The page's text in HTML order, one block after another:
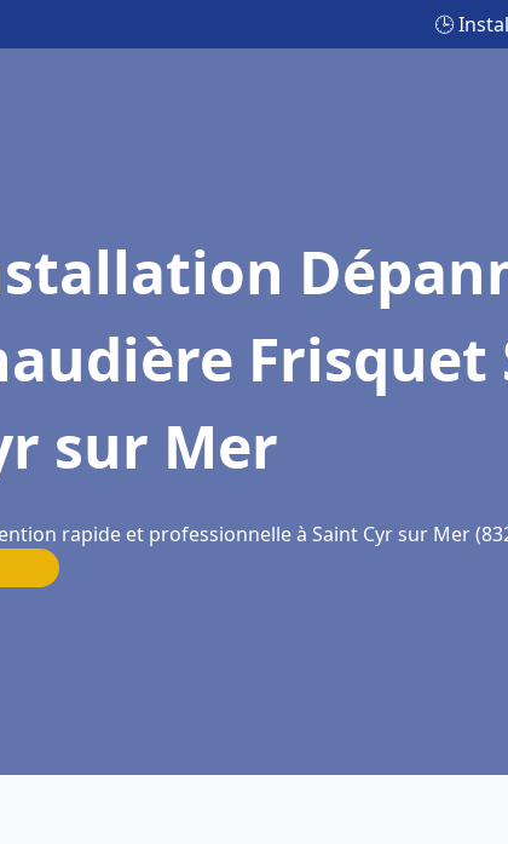
🕒
Frisquet
sur Mer
rapide et professionnelle à Saint Cyr sur Mer